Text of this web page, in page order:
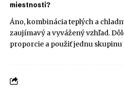
miestnosti?
Áno, kombinácia teplých a
zaujímavý a vyvážený vzhľad.
proporcie a použiť jednu